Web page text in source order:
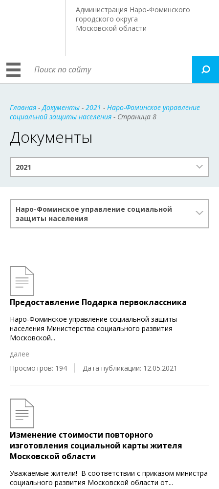
Администрация Наро-Фоминского
городского округа
Московской области
Главная -Документы - 2021 - Наро-Фоминское управление
социальной защиты населения - Страница 8
Документы
2021
Наро-Фоминское управление социальной
защиты населения
Предоставление Подарка первоклассника
Наро-Фоминское управление социальной защиты
населения Министерства социального развития
Московской...
далее
Просмотров: 194
Дата публикации: 12.05.2021
Изменение стоимости повторного
изготовления социальной карты жителя
Московской области
Уважаемые жители! В соответствии с приказом министра
социального развития Московской области от...